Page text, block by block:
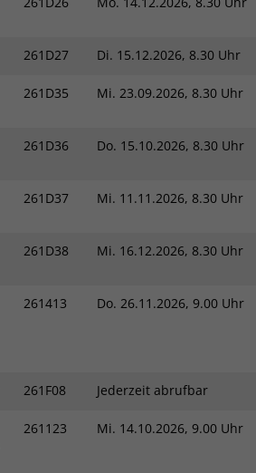
261D27 Di. 15.12.2026, 8.30 Uhr
261D35 Mi. 23.09.2026, 8.30 Uhr
261D36 Do. 15.10.2026, 8.30 Uhr
261D37 Mi. 11.11.2026, 8.30 Uhr
261D38 Mi. 16.12.2026, 8.30 Uhr
261413 Do. 26.11.2026, 9.00 Uhr
261F08 Jederzeit abrufbar
261123 Mi. 14.10.2026, 9.00 Uhr